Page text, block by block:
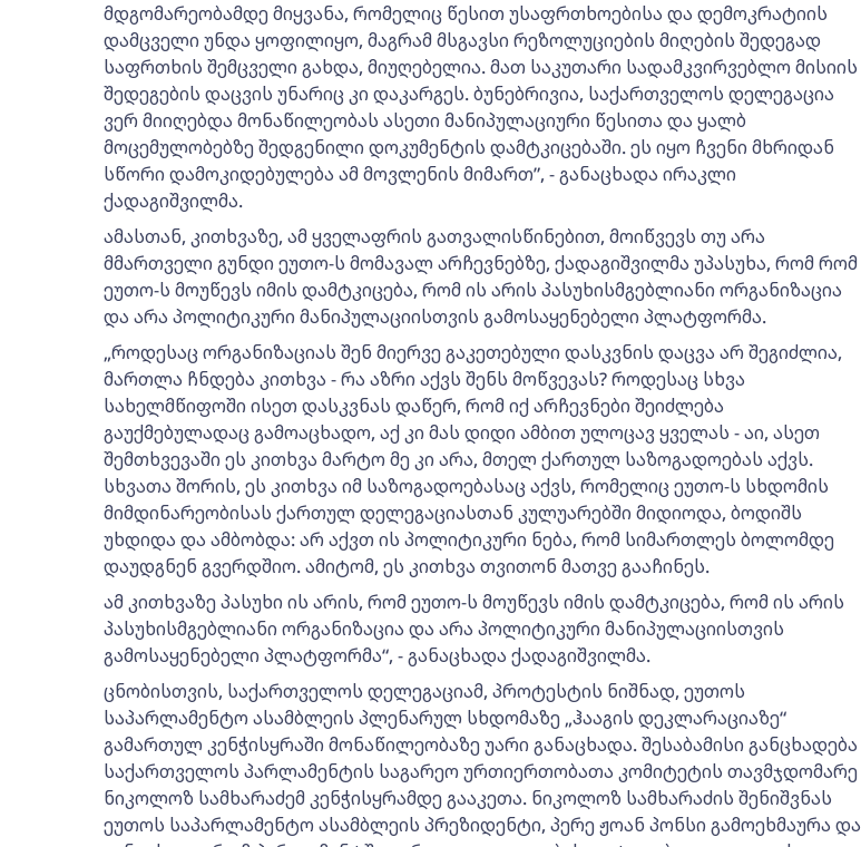
მდგომარეობამდე მიყვანა, რომელიც წესით უსაფრთხოებისა და დემოკრატიის
დამცველი უნდა ყოფილიყო, მაგრამ მსგავსი რეზოლუციების მიღების შედეგად
საფრთხის შემცველი გახდა, მიუღებელია. მათ საკუთარი სადამკვირვებლო მისიის
შედეგების დაცვის უნარიც კი დაკარგეს. ბუნებრივია, საქართველოს დელეგაცია
ვერ მიიღებდა მონაწილეობას ასეთი მანიპულაციური წესითა და ყალბ
მოცემულობებზე შედგენილი დოკუმენტის დამტკიცებაში. ეს იყო ჩვენი მხრიდან
სწორი დამოკიდებულება ამ მოვლენის მიმართ”, - განაცხადა ირაკლი
ქადაგიშვილმა.
ამასთან, კითხვაზე, ამ ყველაფრის გათვალისწინებით, მოიწვევს თუ არა
მმართველი გუნდი ეუთო-ს მომავალ არჩევნებზე, ქადაგიშვილმა უპასუხა, რომ რომ
ეუთო-ს მოუწევს იმის დამტკიცება, რომ ის არის პასუხისმგებლიანი ორგანიზაცია
და არა პოლიტიკური მანიპულაციისთვის გამოსაყენებელი პლატფორმა.
„როდესაც ორგანიზაციას შენ მიერვე გაკეთებული დასკვნის დაცვა არ შეგიძლია,
მართლა ჩნდება კითხვა - რა აზრი აქვს შენს მოწვევას? როდესაც სხვა
სახელმწიფოში ისეთ დასკვნას დაწერ, რომ იქ არჩევნები შეიძლება
გაუქმებულადაც გამოაცხადო, აქ კი მას დიდი ამბით ულოცავ ყველას - აი, ასეთ
შემთხვევაში ეს კითხვა მარტო მე კი არა, მთელ ქართულ საზოგადოებას აქვს.
სხვათა შორის, ეს კითხვა იმ საზოგადოებასაც აქვს, რომელიც ეუთო-ს სხდომის
მიმდინარეობისას ქართულ დელეგაციასთან კულუარებში მიდიოდა, ბოდიშს
უხდიდა და ამბობდა: არ აქვთ ის პოლიტიკური ნება, რომ სიმართლეს ბოლომდე
დაუდგნენ გვერდშიო. ამიტომ, ეს კითხვა თვითონ მათვე გააჩინეს.
ამ კითხვაზე პასუხი ის არის, რომ ეუთო-ს მოუწევს იმის დამტკიცება, რომ ის არის
პასუხისმგებლიანი ორგანიზაცია და არა პოლიტიკური მანიპულაციისთვის
გამოსაყენებელი პლატფორმა“, - განაცხადა ქადაგიშვილმა.
ცნობისთვის, საქართველოს დელეგაციამ, პროტესტის ნიშნად, ეუთოს
საპარლამენტო ასამბლეის პლენარულ სხდომაზე „ჰააგის დეკლარაციაზე“
გამართულ კენჭისყრაში მონაწილეობაზე უარი განაცხადა. შესაბამისი განცხადება
საქართველოს პარლამენტის საგარეო ურთიერთობათა კომიტეტის თავმჯდომარე
ნიკოლოზ სამხარაძემ კენჭისყრამდე გააკეთა. ნიკოლოზ სამხარაძის შენიშვნას
ეუთოს საპარლამენტო ასამბლეის პრეზიდენტი, პერე ჟოან პონსი გამოეხმაურა და